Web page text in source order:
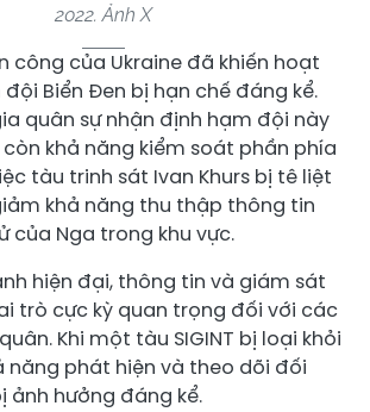
2022. Ảnh X
công của Ukraine đã khiến hoạt
Biển Đen bị hạn chế đáng kể.
quân sự nhận định hạm đội này
khả năng kiểm soát phần phía
tàu trinh sát Ivan Khurs bị tê liệt
khả năng thu thập thông tin
của Nga trong khu vực.
hiện đại, thông tin và giám sát
trò cực kỳ quan trọng đối với các
Khi một tàu SIGINT bị loại khỏi
năng phát hiện và theo dõi đối
ảnh hưởng đáng kể.